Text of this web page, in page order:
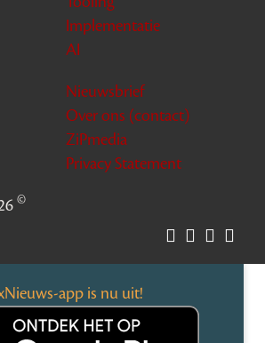
Implementatie
AI
Nieuwsbrief
Over ons (contact)
ZiPmedia
Privacy Statement
©
app is nu uit!